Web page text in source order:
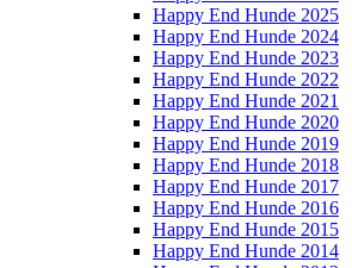
Happy End Hunde 2025
Happy End Hunde 2024
Happy End Hunde 2023
Happy End Hunde 2022
Happy End Hunde 2021
Happy End Hunde 2020
Happy End Hunde 2019
Happy End Hunde 2018
Happy End Hunde 2017
Happy End Hunde 2016
Happy End Hunde 2015
Happy End Hunde 2014